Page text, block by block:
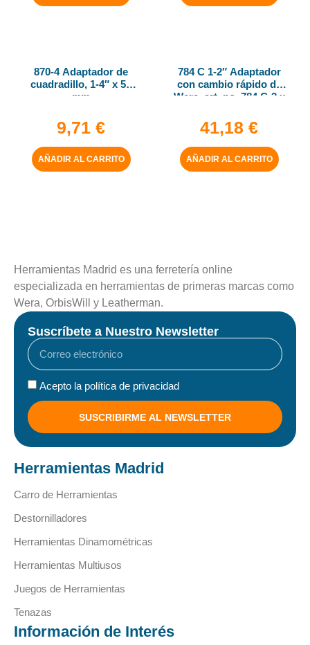
870-4 Adaptador de
cuadradillo, 1-4″ x 50
mm
9,71 €
AÑADIR AL CARRITO
784 C 1-2″ Adaptador
con cambio rápido de
Wera, art. no. 784 C-2 x
41,18 €
AÑADIR AL CARRITO
Herramientas Madrid es una ferretería online
especializada en herramientas de primeras marcas como
Wera, OrbisWill y Leatherman.
Suscríbete a Nuestro Newsletter
Acepto la política de privacidad
SUSCRIBIRME AL NEWSLETTER
Herramientas Madrid
Carro de Herramientas
Destornilladores
Herramientas Dinamométricas
Herramientas Multiusos
Juegos de Herramientas
Tenazas
Información de Interés